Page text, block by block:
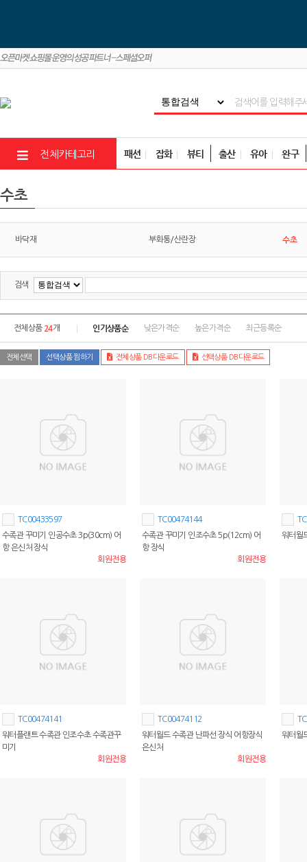
전체카테고리 패션 잡화 뷰티 출산 유아 완구
수초
바닥재 부화통/산란장 수초
검색
전체상품 24개 인기상품순 낮은가격순 높은가격순 최근등록순
전체선택 선택상품 찜하기 전체상품 DB다운로드 선택상품 DB다운로드
TC00433597
수족관 꾸미기 인공수초 3p(30cm) 어
항 은신처 장식
회원전용
TC00474144
수족관 꾸미기 인조수초 5p(12cm) 어
항 장식
회원전용
워터월
TC00474141
워터플랜트 수족관 인조수초 수족관꾸
미기
회원전용
TC00474112
워터월드 수족관 난파선 장식 어항장식
은신처
회원전용
워터월